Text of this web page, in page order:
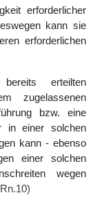
erforderlicher
kann sie
erforderlichen
erteilten
zugelassenen
bzw. eine
in einer solchen
kann - ebenso
einer solchen
wegen